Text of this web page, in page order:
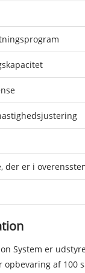
der er i
System er
af